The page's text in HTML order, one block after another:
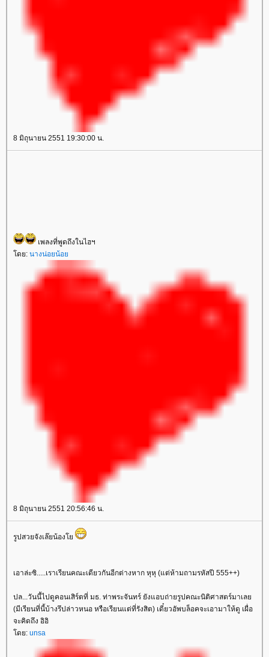
8 มิถุนายน 2551 19:30:00 น.
เพลงที่พูดถึงในไฮฯ
ดย: นางน่อยน้อ
8 มิถุนายน 2551 20:56:46 น.
รูปสวยจังเล๊ยน้อง
เอาล่ะซิ.....เราเรียนคณะเดียวกันอีกต่างหาก หุหุ (แต่ห้ามถามรหัสปี 555++)
ปล...วันนี้ไปดูคอนเสิร์ตที่ มธ. ท่าพระจันทร์ ยังแอบถ่ายรูปคณะนิติศาสตร์มาเล
(มีเรียนที่นี้บ้างรึปล่าวหนอ หรือเรียนแต่ที่รังสิต) เดี๋ยวอัพบล็อคจะเอามาให้ดู เผื่อ
จะคิดถึง อิอิ
ดย: unsa